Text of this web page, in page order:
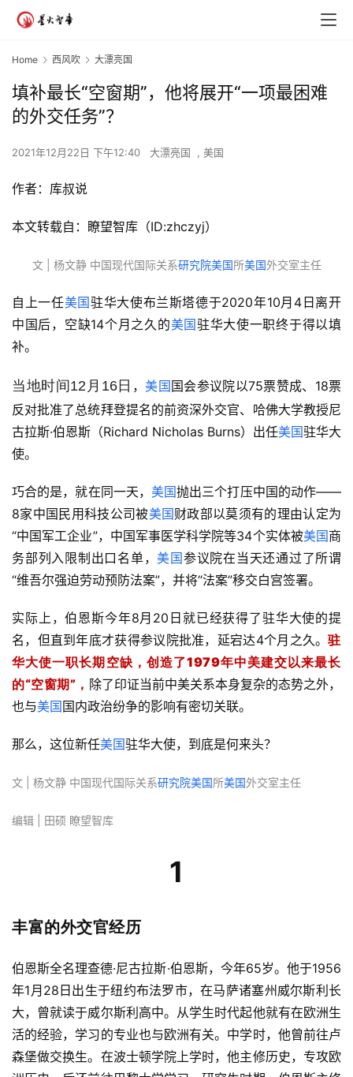
Home 西风吹 大漂亮国
填补最长“空窗期”，他将展开“一项最困难
的外交任务”？
2021年12月22日 下午12:40 大漂亮国 , 美国
作者：库叔说
本文转载自：瞭望智库（ID:zhczyj）
文 | 杨文静 中国现代国际关系研究院美国所美国外交室主任
自上一任美国驻华大使布兰斯塔德于2020年10月4日离开
中国后，空缺14个月之久的美国驻华大使一职终于得以填
补。
当地时间12月16日 ，美国 国会参议院以75票赞成、18票
反对批准了总统拜登提名的前资深外交官、哈佛大学教授尼
古拉斯·伯恩斯（Richard Nicholas Burns）出任美国驻华大
使。
巧合的是，就在同一天， 美国抛出三个打压中国的动作——
8家中国民用科技公司被美国财政部以莫须有的理由认定为
“中国军工企业”，中国军事医学科学院等34个实体被美国商
务部列入限制出口名单，美国参议院在当天还通过了所谓
“维吾尔强迫劳动预防法案”，并将“法案”移交白宫签署。
实际上，伯恩斯今年8月20日就已经获得了驻华大使的提
名，但直到年底才获得参议院批准，延宕达4个月之久。驻
华大使一职长期空缺，创造了1979年中美建交以来最长
的“空窗期”， 除了印证当前中美关系本身复杂的态势之外，
也与美国 国内政治纷争的影响有密切关联。
那么，这位新任美国驻华大使，到底是何来头？
文 | 杨文静 中国现代国际关系研究院美国所美国外交室主任
编辑 | 田硕 瞭望智库
1
丰富的外交官经历
伯恩斯全名理查德·尼古拉斯·伯恩斯，今年65岁。他于1956
年1月28日出生于纽约布法罗市，在马萨诸塞州威尔斯利长
大，曾就读于威尔斯利高中。从学生时代起他就有在欧洲生
活的经验，学习的专业也与欧洲有关。中学时，他曾前往卢
森堡做交换生。在波士顿学院上学时，他主修历史，专攻欧